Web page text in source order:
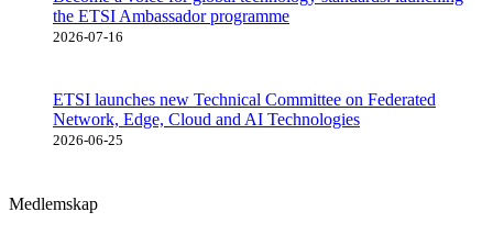
the ETSI Ambassador programme
2026-07-16
ETSI launches new Technical Committee on Federated
Network, Edge, Cloud and AI Technologies
2026-06-25
Medlemskap